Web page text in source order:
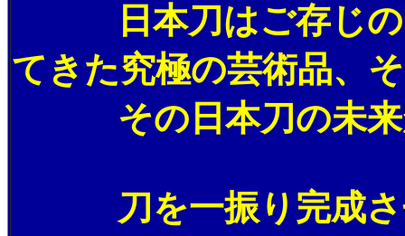
日本刀はご存じのと
てきた究極の芸術品、
その日本刀の未来
刀を一振り完成させ